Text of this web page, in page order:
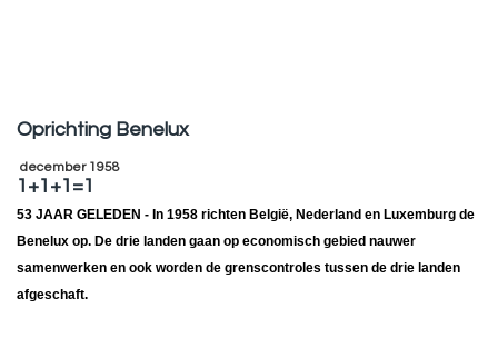
Oprichting Benelux
december 1958
1+1+1=1
53 JAAR GELEDEN - In 1958 richten België, Nederland en Luxemburg de
Benelux op. De drie landen gaan op economisch gebied nauwer
samenwerken en ook worden de grenscontroles tussen de drie landen
afgeschaft.